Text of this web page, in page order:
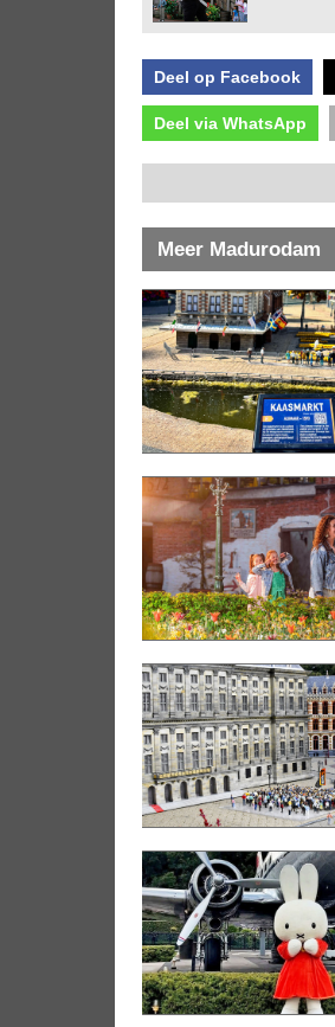
Deel op Facebook
Deel via WhatsApp
Meer Madurodam